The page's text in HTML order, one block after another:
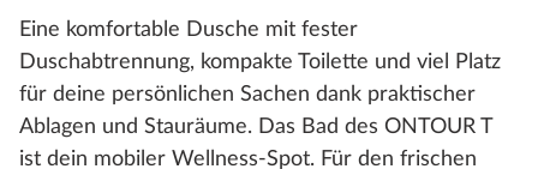
Eine komfortable Dusche mit fester
Duschabtrennung, kompakte Toilette und viel Platz
für deine persönlichen Sachen dank praktischer
Ablagen und Stauräume. Das Bad des ONTOUR T
ist dein mobiler Wellness-Spot. Für den frischen